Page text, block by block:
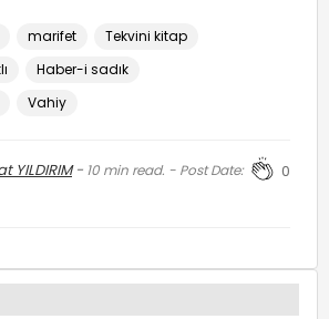
marifet
Tekvini kitap
Haber-i sadık
Vahiy
YILDIRIM- 10 min read. - Post Date:
0